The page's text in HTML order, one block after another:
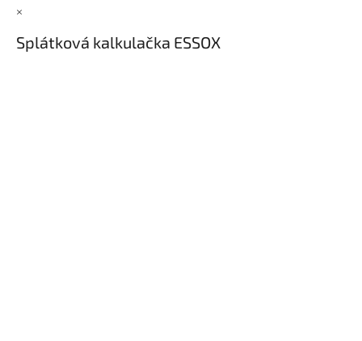
×
Splátková kalkulačka ESSOX